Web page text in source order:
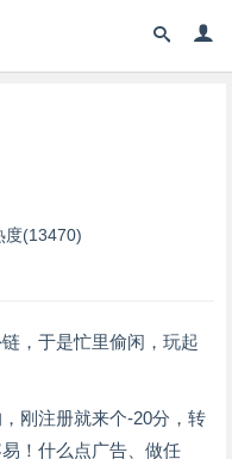
度(13470)
，于是忙里偷闲，玩起
刚注册就来个-20分，转
！什么点广告、做任